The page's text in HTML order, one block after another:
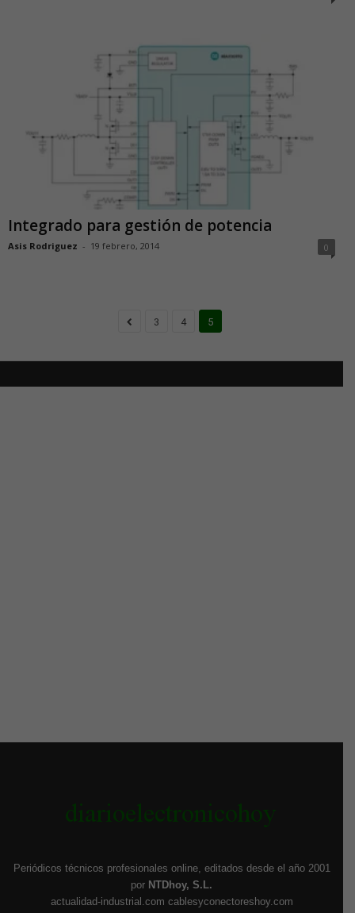
Integrado para gestión de potencia
Asis Rodriguez - 19 febrero, 2014 0
3 4 5
Periódicos técnicos profesionales online, editados desde el año 2001
por NTDhoy, S.L.
actualidad-industrial.com cablesyconectoreshoy.com